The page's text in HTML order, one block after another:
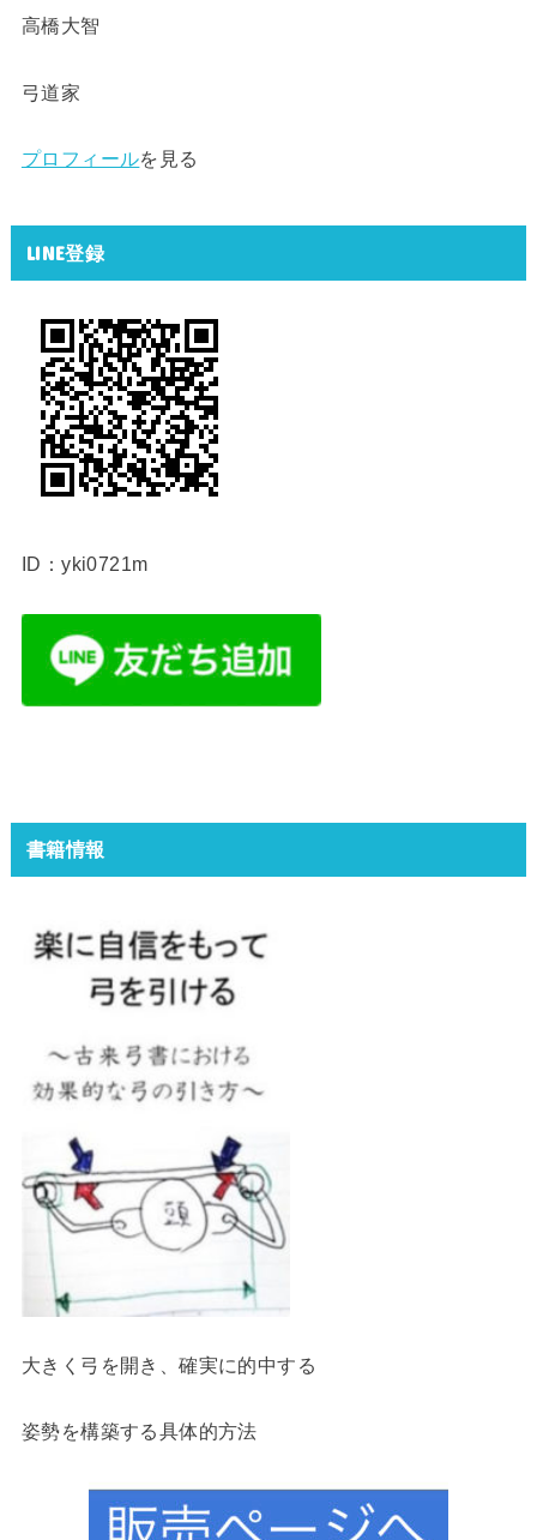
高橋大智
弓道家
プロフィールを見る
LINE登録
ID：yki0721m
書籍情報
大きく弓を開き、確実に的中する
姿勢を構築する具体的方法